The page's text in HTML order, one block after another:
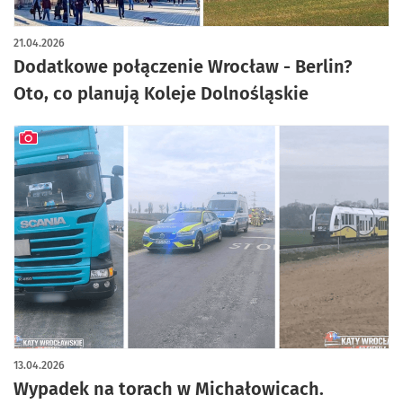
Dodatkowe połączenie Wrocław - Berlin?
Oto, co planują Koleje Dolnośląskie
21.04.2026
Wypadek na torach w Michałowicach.
13.04.2026
artykuł z galerią zdjęć